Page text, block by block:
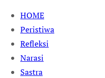
HOME
Peristiwa
Refleksi
Narasi
Sastra